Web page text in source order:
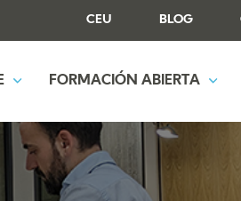
FORMACIÓN ABIERTA
CEU BLOG